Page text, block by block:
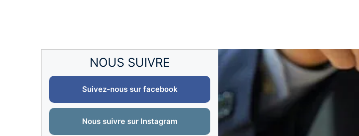
NOUS SUIVRE
Suivez-nous sur facebook
Nous suivre sur Instagram